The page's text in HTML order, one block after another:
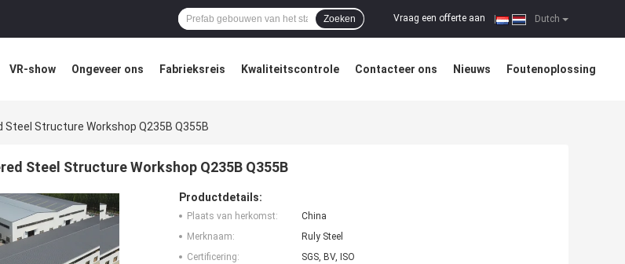
Dutch
Vraag een offerte aan
Zoeken
VR-show Ongeveer ons Fabrieksreis Kwaliteitscontrole Contacteer ons Nieuws Foutenoplossing
Steel Structure Workshop Q235B Q355B
Steel Structure Workshop Q235B Q355B
Productdetails:
Plaats van herkomst:
China
Merknaam:
Ruly Steel
Certificering:
SGS, BV, ISO